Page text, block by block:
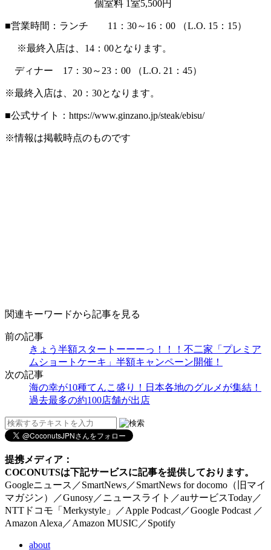
個室料 1室5,500円
■営業時間：ランチ 11：30～16：00 （L.O. 15：15）
※最終入店は、14：00となります。
ディナー 17：30～23：00 （L.O. 21：45）
※最終入店は、20：30となります。
■公式サイト：https://www.ginzano.jp/steak/ebisu/
※情報は掲載時点のものです
関連キーワードから記事を見る
前の記事
きょう半額スタートーーーっ！！！不二家「プレミア
ムショートケーキ」半額キャンペーン開催！
次の記事
海の幸が10種てんこ盛り！日本各地のグルメが集結！
過去最多の約100店舗が出店
提携メディア：
COCONUTSは下記サービスに記事を提供しております。
Googleニュース／SmartNews／SmartNews for docomo（旧マイ
マガジン）／Gunosy／ニュースライト／auサービスToday／
NTTドコモ「Merkystyle」／Apple Podcast／Google Podcast ／
Amazon Alexa／Amazon MUSIC／Spotify
about